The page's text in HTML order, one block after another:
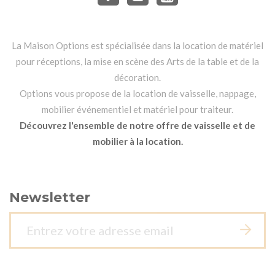
La Maison Options est spécialisée dans la location de matériel
pour réceptions, la mise en scène des Arts de la table et de la
décoration.
Options vous propose de la location de vaisselle, nappage,
mobilier événementiel et matériel pour traiteur.
Découvrez l'ensemble de notre offre de vaisselle et de
mobilier à la location.
Newsletter